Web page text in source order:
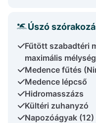
Úszó
Fűtött szabadtéri
maximális
Medence fűtés
Medence lépcső
Hidromasszázs
Kültéri zuhanyzó
Napozóágyak (12)